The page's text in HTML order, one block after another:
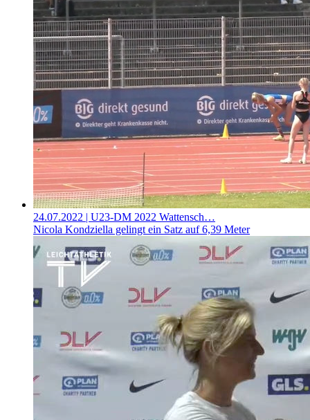
24.07.2022 | U23-DM 2022 Wattensch…
Nicola Kondziella gelingt ein Satz auf 6,39 Meter